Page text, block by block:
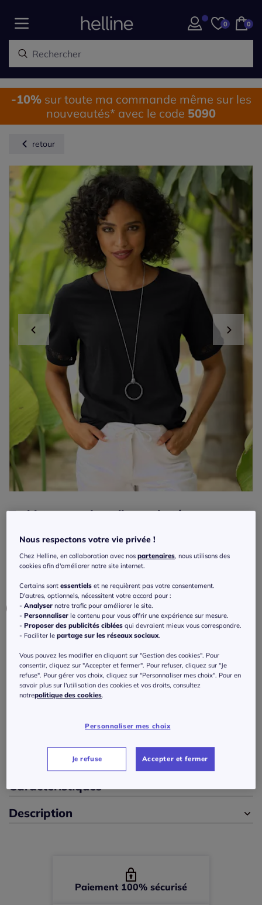
0 0
-10%sur toute ma commande même sur les
nouveautés* avec le code 5090
retour
T-shirts avec dentelle crochetée sur
Couleur :noir
Taille :
Veuillez sélectionner une taille
36 -En stock
En stock
44 -En stock
Guide des tailles
Caractéristiques
Description
Paiement 100% sécurisé
Nous respectons votre vie privée !
Chez Helline, en collaboration avec nospartenaires, nous utilisons des
cookies afin d'améliorer notre site internet.
Certains sontessentiels et ne requièrent pas votre consentement.
D'autres, optionnels, nécessitent votre accord pour :
-Analyser notre trafic pour améliorer le site.
-Personnaliser le contenu pour vous offrir une expérience sur mesure.
-Proposer des publicités ciblées qui devraient mieux vous correspondre.
- Faciliter lepartage sur les réseaux sociaux.
Vous pouvez les modifier en cliquant sur "Gestion des cookies". Pour
consentir, cliquez sur "Accepter et fermer". Pour refuser, cliquez sur "Je
refuse". Pour gérer vos choix, cliquez sur "Personnaliser mes choix". Pour en
savoir plus sur l'utilisation des cookies et vos droits, consultez
notrepolitique des cookies.
Personnaliser mes choix
Je refuse Accepter et fermer